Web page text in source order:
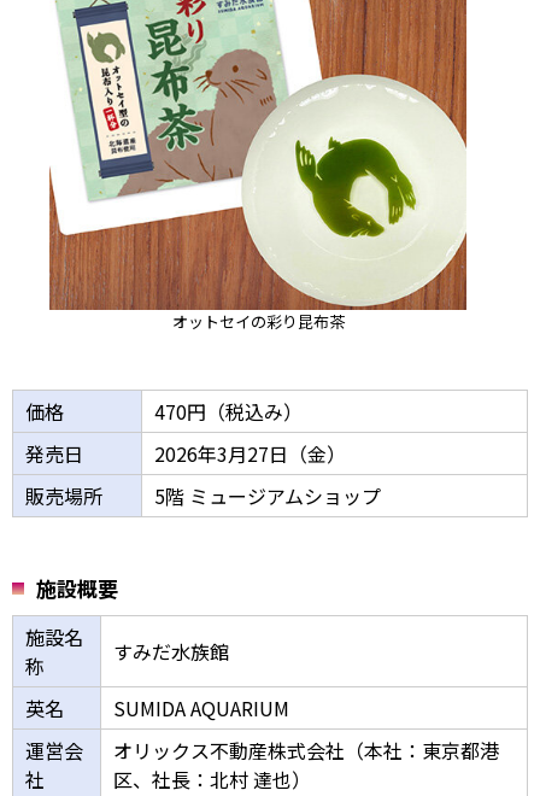
オットセイの彩り昆布茶
価格
470円（税込み）
発売日
2026年3月27日（金）
販売場所
5階 ミュージアムショップ
施設概要
施設名
称
すみだ水族館
英名
SUMIDA AQUARIUM
運営会
社
オリックス不動産株式会社（本社：東京都港
区、社長：北村 達也）